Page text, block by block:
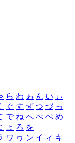
ら わ ゎ ん い ぃ
ぐ す ず つ づ っ
で ね へ べ ぺ め
ょ ろ を
ワ ヮ ン イ ィ キ